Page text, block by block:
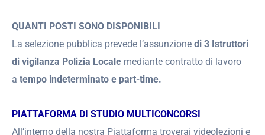
QUANTI POSTI SONO DISPONIBILI
La selezione pubblica prevede l’assunzione di 3 Istruttori
di vigilanza Polizia Locale mediante contratto di lavoro
a tempo indeterminato e part-time.
PIATTAFORMA DI STUDIO MULTICONCORSI
All’interno della nostra Piattaforma troverai videolezioni e